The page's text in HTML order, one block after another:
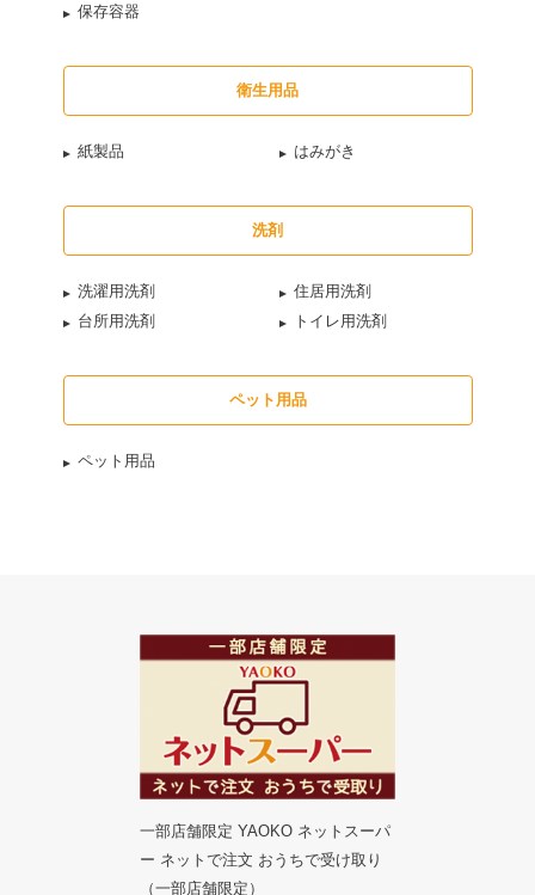
保存容器
衛生用品
紙製品 はみがき
洗剤
洗濯用洗剤
住居用洗剤
台所用洗剤
トイレ用洗剤
ペット用品
ペット用品
一部店舗限定 YAOKO ネットスーパ
ー ネットで注文 おうちで受け取り
（一部店舗限定）